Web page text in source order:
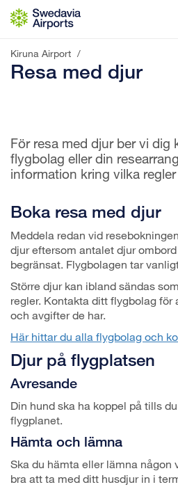
Gå till innehåll
Kiruna Airport /
Resa med djur
För resa med djur ber vi dig
flygbolag eller din
information kring vilka
Boka resa med djur
Meddela redan vid
djur eftersom antalet djur
begränsat. Flygbolagen tar
Större djur kan ibland sändas
regler. Kontakta ditt flygbolag för
och avgifter de har.
Här hittar du alla flygbolag och
Djur på flygplatsen
Avresande
Din hund ska ha koppel på tills
flygplanet.
Hämta och lämna
Ska du hämta eller lämna någon
bra att ta med ditt husdjur in i